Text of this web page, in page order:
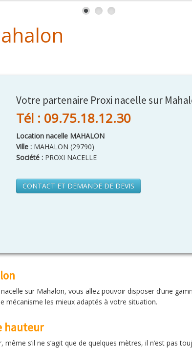
Votre partenaire Proxi nacelle sur
Tél : 09.75.18.12.30
Location nacelle MAHALON
Ville : MAHALON (29790)
Société : PROXI NACELLE
CONTACT ET DEMANDE DE DEVIS
sur Mahalon, vous allez pouvoir disposer d’une
mécanisme les mieux adaptés à votre situation.
hauteur
s’il ne s’agit que de quelques mètres, il n’est pas